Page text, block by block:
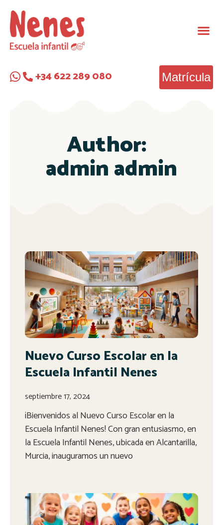
+34 622 289 080 Matrícula
Author:
admin admin
Nuevo Curso Escolar en la
Escuela Infantil Nenes
septiembre 17, 2024
¡Bienvenidos al Nuevo Curso Escolar en la
Escuela Infantil Nenes! Con gran entusiasmo, en
la Escuela Infantil Nenes, ubicada en Alcantarilla,
Murcia, inauguramos un nuevo